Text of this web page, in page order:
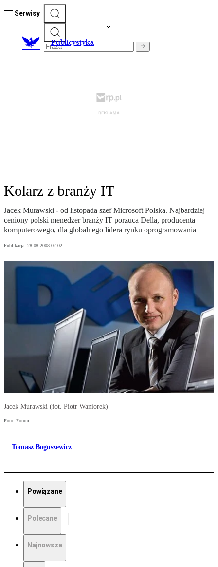
Serwisy
Publicystyka
Kolarz z branży IT
Jacek Murawski - od listopada szef Microsoft Polska. Najbardziej
ceniony polski menedżer branży IT porzuca Della, producenta
komputerowego, dla globalnego lidera rynku oprogramowania
Publikacja: 28.08.2008 02:02
Jacek Murawski (fot. Piotr Waniorek)
Foto: Forum
Tomasz Boguszewicz
Powiązane
Polecane
Najnowsze